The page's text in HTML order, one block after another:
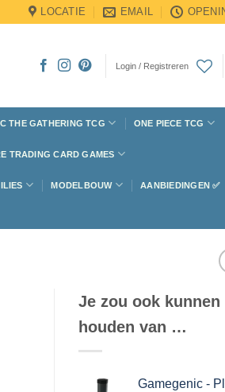
LOCATIE EMAIL
Login / Registreren
THE GATHERING TCG ONE PIECE TCG
TRADING CARD GAMES
MODELBOUW AANBIEDINGEN ✅
Je zou ook kunnen
houden van …
Gamegenic -